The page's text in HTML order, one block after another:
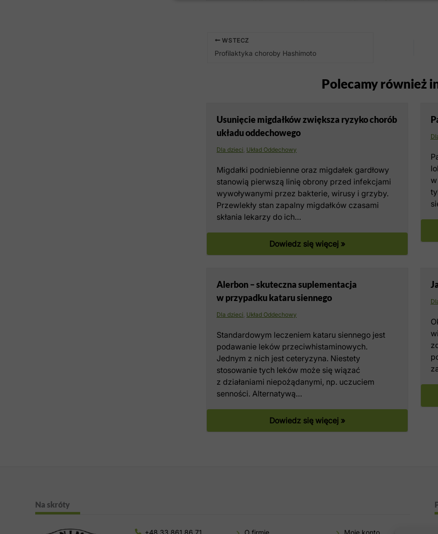
WSTECZ
Profilaktyka choroby Hashimoto
Polecamy również
Usunięcie migdałków zwiększa ryzyko chorób
układu oddechowego
Dla dzieci Układ Oddechowy
Migdałki podniebienne oraz migdałek gardłowy
stanowią pierwszą linię obrony przed infekcjami
wywoływanymi przez bakterie, wirusy i grzyby.
Przewlekły stan zapalny migdałków czasami
skłania lekarzy do ich…
Dowiedz się więcej »
Alerbon – skuteczna suplementacja
w przypadku kataru siennego
Dla dzieci Układ Oddechowy
Standardowym leczeniem kataru siennego jest
podawanie leków przeciwhistaminowych.
Jednym z nich jest ceteryzyna. Niestety
stosowanie tych leków może się wiązać
z działaniami niepożądanymi, np. uczuciem
senności. Alternatywą…
Dowiedz się więcej »
Na skróty
+48 33 861 86 71 O firmie Moje konto